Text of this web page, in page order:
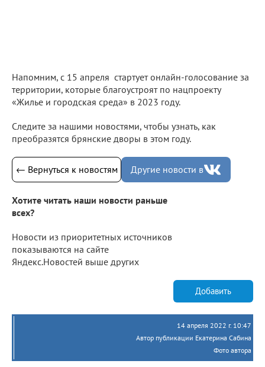
Напомним, с 15 апреля стартует онлайн-голосование за
территории, которые благоустроят по нацпроекту
«Жилье и городская среда» в 2023 году.
Следите за нашими новостями, чтобы узнать, как
преобразятся брянские дворы в этом году.
← Вернуться к новостям Другие новости в
Хотите читать наши новости раньше
всех?
Новости из приоритетных источников
показываются на сайте
Яндекс.Новостей выше других
Добавить
14 апреля 2022 г. 10:47
Автор публикации Екатерина Сабина
Фото автора